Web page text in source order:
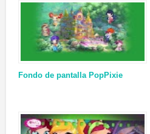
Fondo de pantalla PopPixie